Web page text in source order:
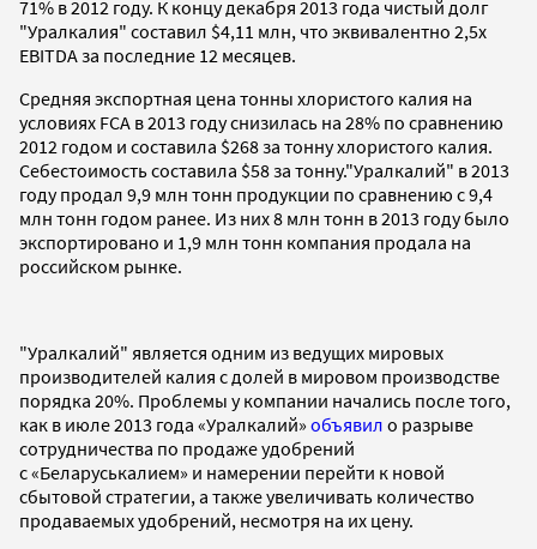
71% в 2012 году. К концу декабря 2013 года чистый долг
"Уралкалия" составил $4,11 млн, что эквивалентно 2,5х
EBITDA за последние 12 месяцев.
Cредняя экспортная цена тонны хлористого калия на
условиях FCA в 2013 году снизилась на 28% по сравнению
2012 годом и составила $268 за тонну хлористого калия.
Себестоимость составила $58 за тонну."Уралкалий" в 2013
году продал 9,9 млн тонн продукции по сравнению с 9,4
млн тонн годом ранее. Из них 8 млн тонн в 2013 году было
экспортировано и 1,9 млн тонн компания продала на
российском рынке.
"Уралкалий" является одним из ведущих мировых
производителей калия с долей в мировом производстве
порядка 20%. Проблемы у компании начались после того,
как в июле 2013 года «Уралкалий» объявил о разрыве
сотрудничества по продаже удобрений
с «Беларуськалием» и намерении перейти к новой
сбытовой стратегии, а также увеличивать количество
продаваемых удобрений, несмотря на их цену.